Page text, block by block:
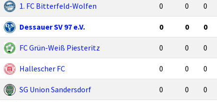
1. FC Bitterfeld-Wolfen 0 0 0
Dessauer SV 97 e.V. 0 0 0
FC Grün-Weiß Piesteritz 0 0 0
Hallescher FC 0 0 0
SG Union Sandersdorf 0 0 0